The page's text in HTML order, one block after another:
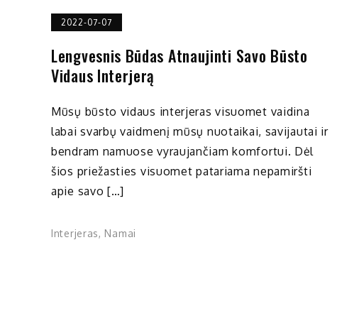
2022-07-07
Lengvesnis Būdas Atnaujinti Savo Būsto
Vidaus Interjerą
Mūsų būsto vidaus interjeras visuomet vaidina
labai svarbų vaidmenį mūsų nuotaikai, savijautai ir
bendram namuose vyraujančiam komfortui. Dėl
šios priežasties visuomet patariama nepamiršti
apie savo […]
Interjeras, Namai